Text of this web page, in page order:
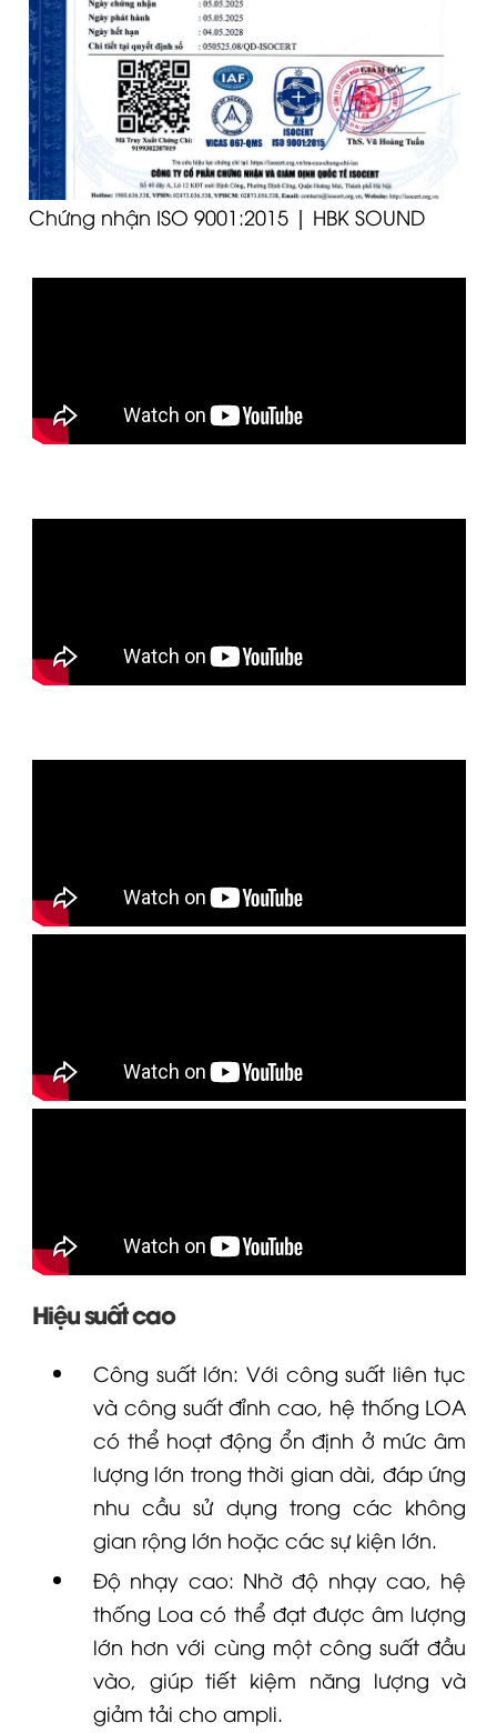
Chứng nhận ISO 9001:2015 | HBK SOUND
Hiệu suất cao
Công suất lớn: Với công suất liên tục
và công suất đỉnh cao, hệ thống LOA
có thể hoạt động ổn định ở mức âm
lượng lớn trong thời gian dài, đáp ứng
nhu cầu sử dụng trong các không
gian rộng lớn hoặc các sự kiện lớn.
Độ nhạy cao: Nhờ độ nhạy cao, hệ
thống Loa có thể đạt được âm lượng
lớn hơn với cùng một công suất đầu
vào, giúp tiết kiệm năng lượng và
giảm tải cho ampli.